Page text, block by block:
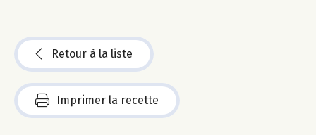
Retour à la liste
Imprimer la recette